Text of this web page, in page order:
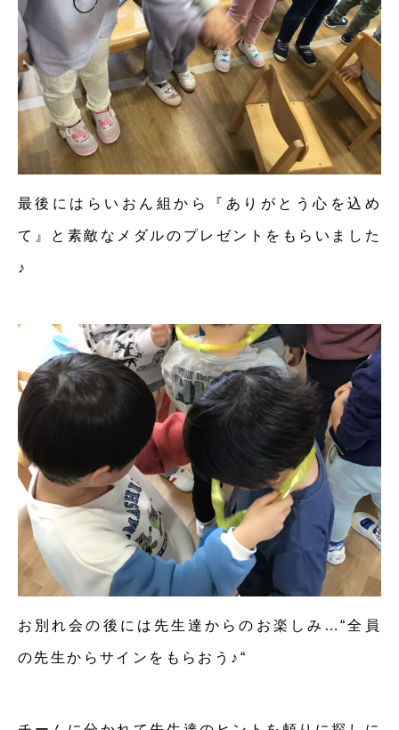
最後にはらいおん組から『ありがとう心を込め
て』と素敵なメダルのプレゼントをもらいました
♪
お別れ会の後には先生達からのお楽しみ…“全員
の先生からサインをもらおう♪“